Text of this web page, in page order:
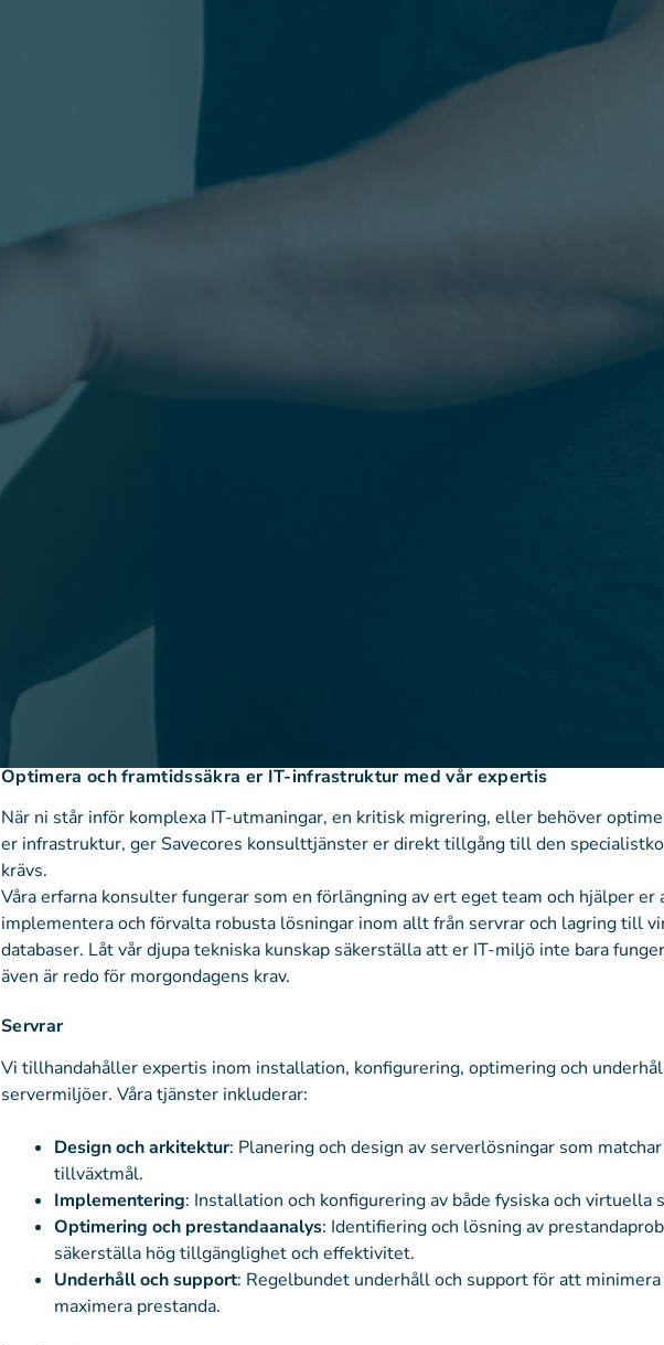
Optimera och framtidssäkra er IT-infrastruktur med vår expertis
När ni står inför komplexa IT-utmaningar, en kritisk migrering, eller behöver
er infrastruktur, ger Savecores konsulttjänster er direkt tillgång till den
krävs.
Våra erfarna konsulter fungerar som en förlängning av ert eget team och hjälper er
implementera och förvalta robusta lösningar inom allt från servrar och lagring till
databaser. Låt vår djupa tekniska kunskap säkerställa att er IT-miljö inte bara
även är redo för morgondagens krav.
Servrar
Vi tillhandahåller expertis inom installation, konfigurering, optimering och
servermiljöer. Våra tjänster inkluderar:
Design och arkitektur: Planering och design av serverlösningar som
tillväxtmål.
Implementering: Installation och konfigurering av både fysiska och virtuella
Optimering och prestandaanalys: Identifiering och lösning av
säkerställa hög tillgänglighet och effektivitet.
Underhåll och support: Regelbundet underhåll och support för att
maximera prestanda.